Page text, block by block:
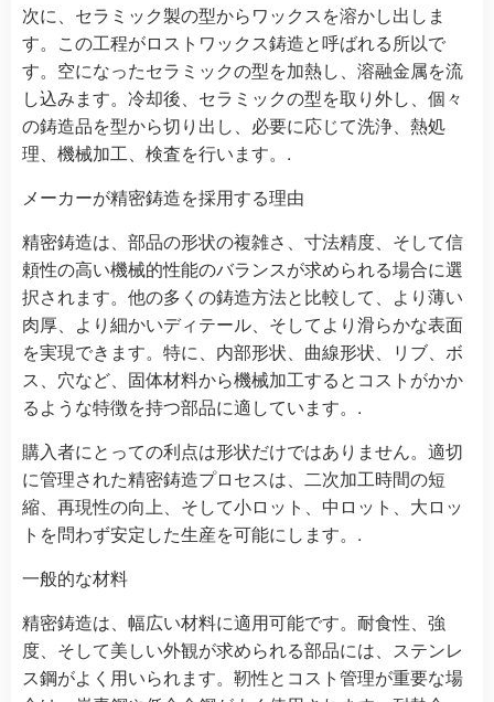
次に、セラミック製の型からワックスを溶かし出しま
す。この工程がロストワックス鋳造と呼ばれる所以で
す。空になったセラミックの型を加熱し、溶融金属を流
し込みます。冷却後、セラミックの型を取り外し、個々
の鋳造品を型から切り出し、必要に応じて洗浄、熱処
理、機械加工、検査を行います。.
メーカーが精密鋳造を採用する理由
精密鋳造は、部品の形状の複雑さ、寸法精度、そして信
頼性の高い機械的性能のバランスが求められる場合に選
択されます。他の多くの鋳造方法と比較して、より薄い
肉厚、より細かいディテール、そしてより滑らかな表面
を実現できます。特に、内部形状、曲線形状、リブ、ボ
ス、穴など、固体材料から機械加工するとコストがかか
るような特徴を持つ部品に適しています。.
購入者にとっての利点は形状だけではありません。適切
に管理された精密鋳造プロセスは、二次加工時間の短
縮、再現性の向上、そして小ロット、中ロット、大ロッ
トを問わず安定した生産を可能にします。.
一般的な材料
精密鋳造は、幅広い材料に適用可能です。耐食性、強
度、そして美しい外観が求められる部品には、ステンレ
ス鋼がよく用いられます。靭性とコスト管理が重要な場